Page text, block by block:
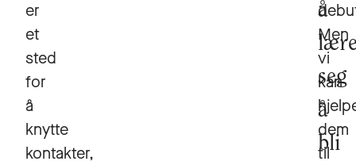
er
et
sted
for
å
knytte
kontakter,
å
seg
å
bli
Men
vi
kan
dem
til